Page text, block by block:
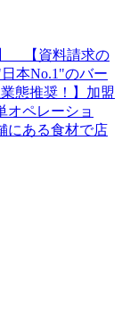
】 【資料請求の
本No.1"のバー
態推奨！】加盟
オペレーショ
にある食材で店